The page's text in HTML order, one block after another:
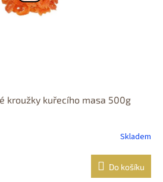
kroužky kuřecího masa 500g
Skladem
Do košíku